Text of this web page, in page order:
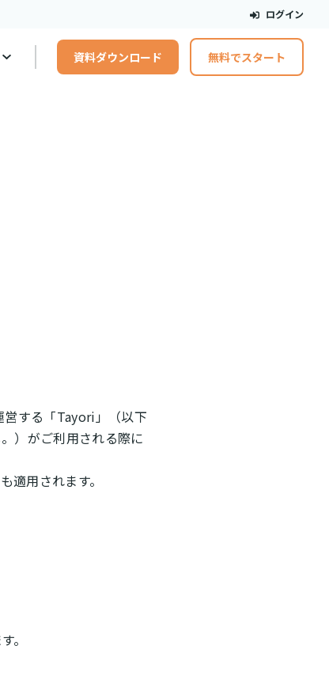
ログイン
資料ダウンロード 無料でスタート
営する「Tayori」（以下
）がご利用される際に
用されます。
。